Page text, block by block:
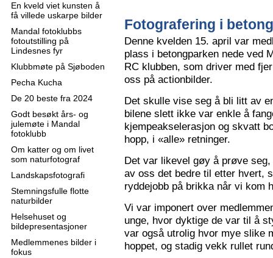
En kveld viet kunsten å
få villede uskarpe bilder
Mandal fotoklubbs
fotoutstilling på
Lindesnes fyr
Klubbmøte på Sjøboden
Pecha Kucha
De 20 beste fra 2024
Godt besøkt års- og
julemøte i Mandal
fotoklubb
Om katter og om livet
som naturfotograf
Landskapsfotografi
Stemningsfulle flotte
naturbilder
Helsehuset og
bildepresentasjoner
Medlemmenes bilder i
fokus
Fotografering i
Denne kvelden 15. april var
plass i betongparken nede ved
RC klubben, som driver med
oss på actionbilder.
Det skulle vise seg å bli litt av
bilene slett ikke var enkle å
kjempeakselerasjon og skvatt
hopp, i «alle» retninger.
Det var likevel gøy å prøve
av oss det bedre til etter hvert,
ryddejobb på brikka når vi kom
Vi var imponert over
unge, hvor dyktige de var til å
var også utrolig hvor mye slike
hoppet, og stadig vekk rullet